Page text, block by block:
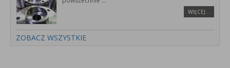
WIĘCEJ…
ZOBACZ WSZYSTKIE